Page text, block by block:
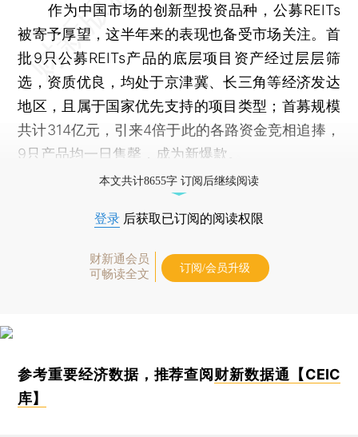
作为中国市场的创新型投资品种，公募REITs
被寄予厚望，这半年来的表现也备受市场关注。首
批9只公募REITs产品的底层项目资产经过层层筛
选，资质优良，均处于京津冀、长三角等经济发达
地区，且属于国家优先支持的项目类型；首募规模
共计314亿元，引来4倍于此的各路资金竞相追捧，
9只产品均一日售罄，成为新爆款。
本文共计8655字 订阅后继续阅读
登录 后获取已订阅的阅读权限
财新通会员
可畅读全文
订阅/会员升级
参考重要经济数据，推荐查阅 财新数据通【CEIC
库】